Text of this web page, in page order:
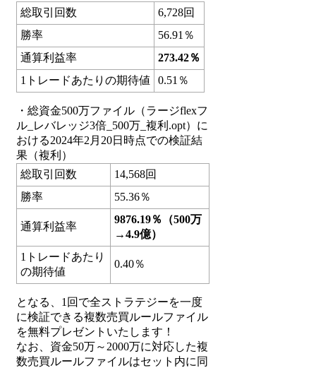
総取引回数
6,728回
勝率
56.91％
通算利益率
273.42％
1トレードあたりの期待値
0.51％
・総資金500万ファイル（ラージflexフ
ル_レバレッジ3倍_500万_複利.opt）に
おける2024年2月20日時点での検証結
果（複利）
総取引回数
14,568回
勝率
55.36％
通算利益率
9876.19％（500万
→4.9億）
1トレードあたり
の期待値
0.40％
となる、1回で全ストラテジーを一度
に検証できる複数売買ルールファイル
を無料プレゼントいたします！
なお、資金50万～2000万に対応した複
数売買ルールファイルはセット内に同